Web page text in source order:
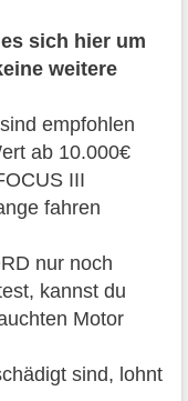
sich hier um
weitere
empfohlen
ab 10.000€
III
fahren
nur noch
kannst du
Motor
sind, lohnt